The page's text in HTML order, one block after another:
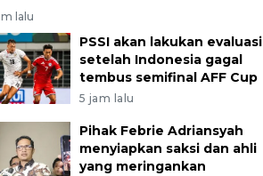
lalu
PSSI akan lakukan evaluasi
setelah Indonesia gagal
tembus semifinal AFF Cup
5 jam lalu
Pihak Febrie Adriansyah
menyiapkan saksi dan ahli
yang meringankan